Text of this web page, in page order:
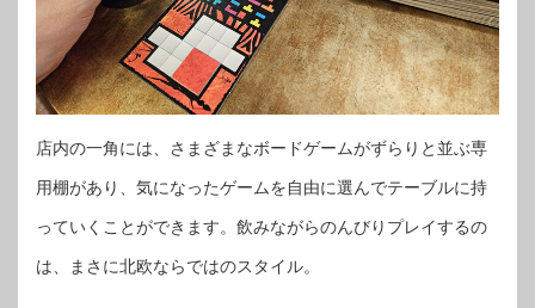
店内の一角には、さまざまなボードゲームがずらりと並ぶ専
用棚があり、気になったゲームを自由に選んでテーブルに持
っていくことができます。飲みながらのんびりプレイするの
は、まさに北欧ならではのスタイル。